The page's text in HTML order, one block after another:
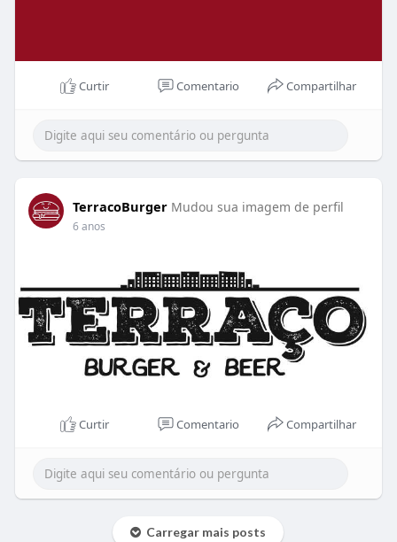
Curtir Comentario Compartilhar
TerracoBurger Mudou sua imagem de perfil
6 anos
Curtir Comentario Compartilhar
Carregar mais posts